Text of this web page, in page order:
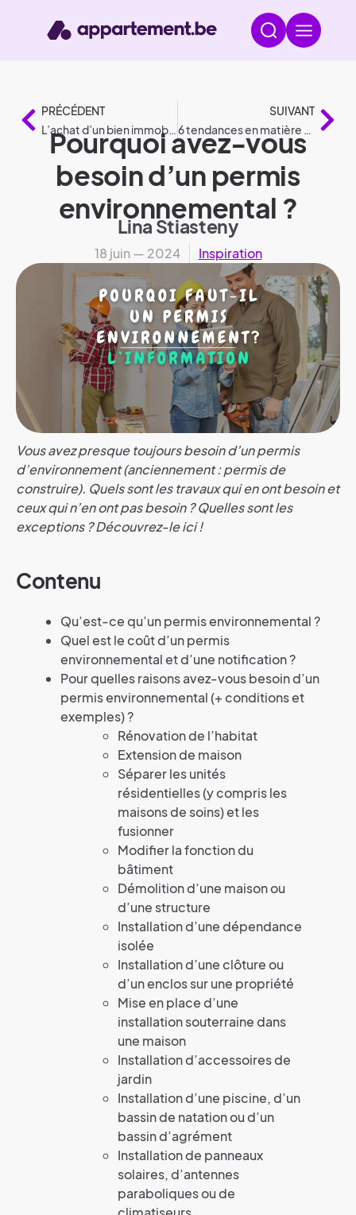
PRÉCÉDENT
L’achat d’un bien immobilier en rente : Tout ce que vous devez savoir
SUIVANT
6 tendances en matière de voyages en 2024
Pourquoi avez-vous
besoin d’un permis
environnemental ?
Lina Stiasteny
18 juin — 2024 Inspiration
Vous avez presque toujours besoin d’un permis
d’environnement (anciennement : permis de
construire). Quels sont les travaux qui en ont besoin et
ceux qui n’en ont pas besoin ? Quelles sont les
exceptions ? Découvrez-le ici !
Contenu
Qu’est-ce qu’un permis environnemental ?
Quel est le coût d’un permis
environnemental et d’une notification ?
Pour quelles raisons avez-vous besoin d’un
permis environnemental (+ conditions et
exemples) ?
Rénovation de l’habitat
Extension de maison
Séparer les unités
résidentielles (y compris les
maisons de soins) et les
fusionner
Modifier la fonction du
bâtiment
Démolition d’une maison ou
d’une structure
Installation d’une dépendance
isolée
Installation d’une clôture ou
d’un enclos sur une propriété
Mise en place d’une
installation souterraine dans
une maison
Installation d’accessoires de
jardin
Installation d’une piscine, d’un
bassin de natation ou d’un
bassin d’agrément
Installation de panneaux
solaires, d’antennes
paraboliques ou de